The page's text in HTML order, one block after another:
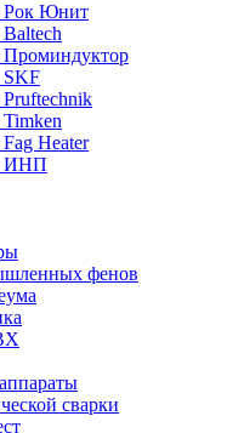
Рок Юнит
Проминдуктор
SKF
Heater
ИНП
фенов
сварки